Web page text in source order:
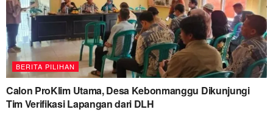
BERITA PILIHAN
Calon ProKlim Utama, Desa Kebonmanggu Dikunjungi
Tim Verifikasi Lapangan dari DLH